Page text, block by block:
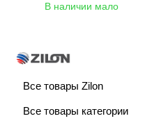
В наличии мало
Все товары Zilon
Все товары категории